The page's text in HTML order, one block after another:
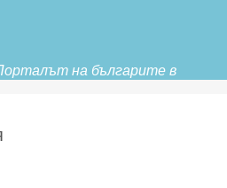
на българите в